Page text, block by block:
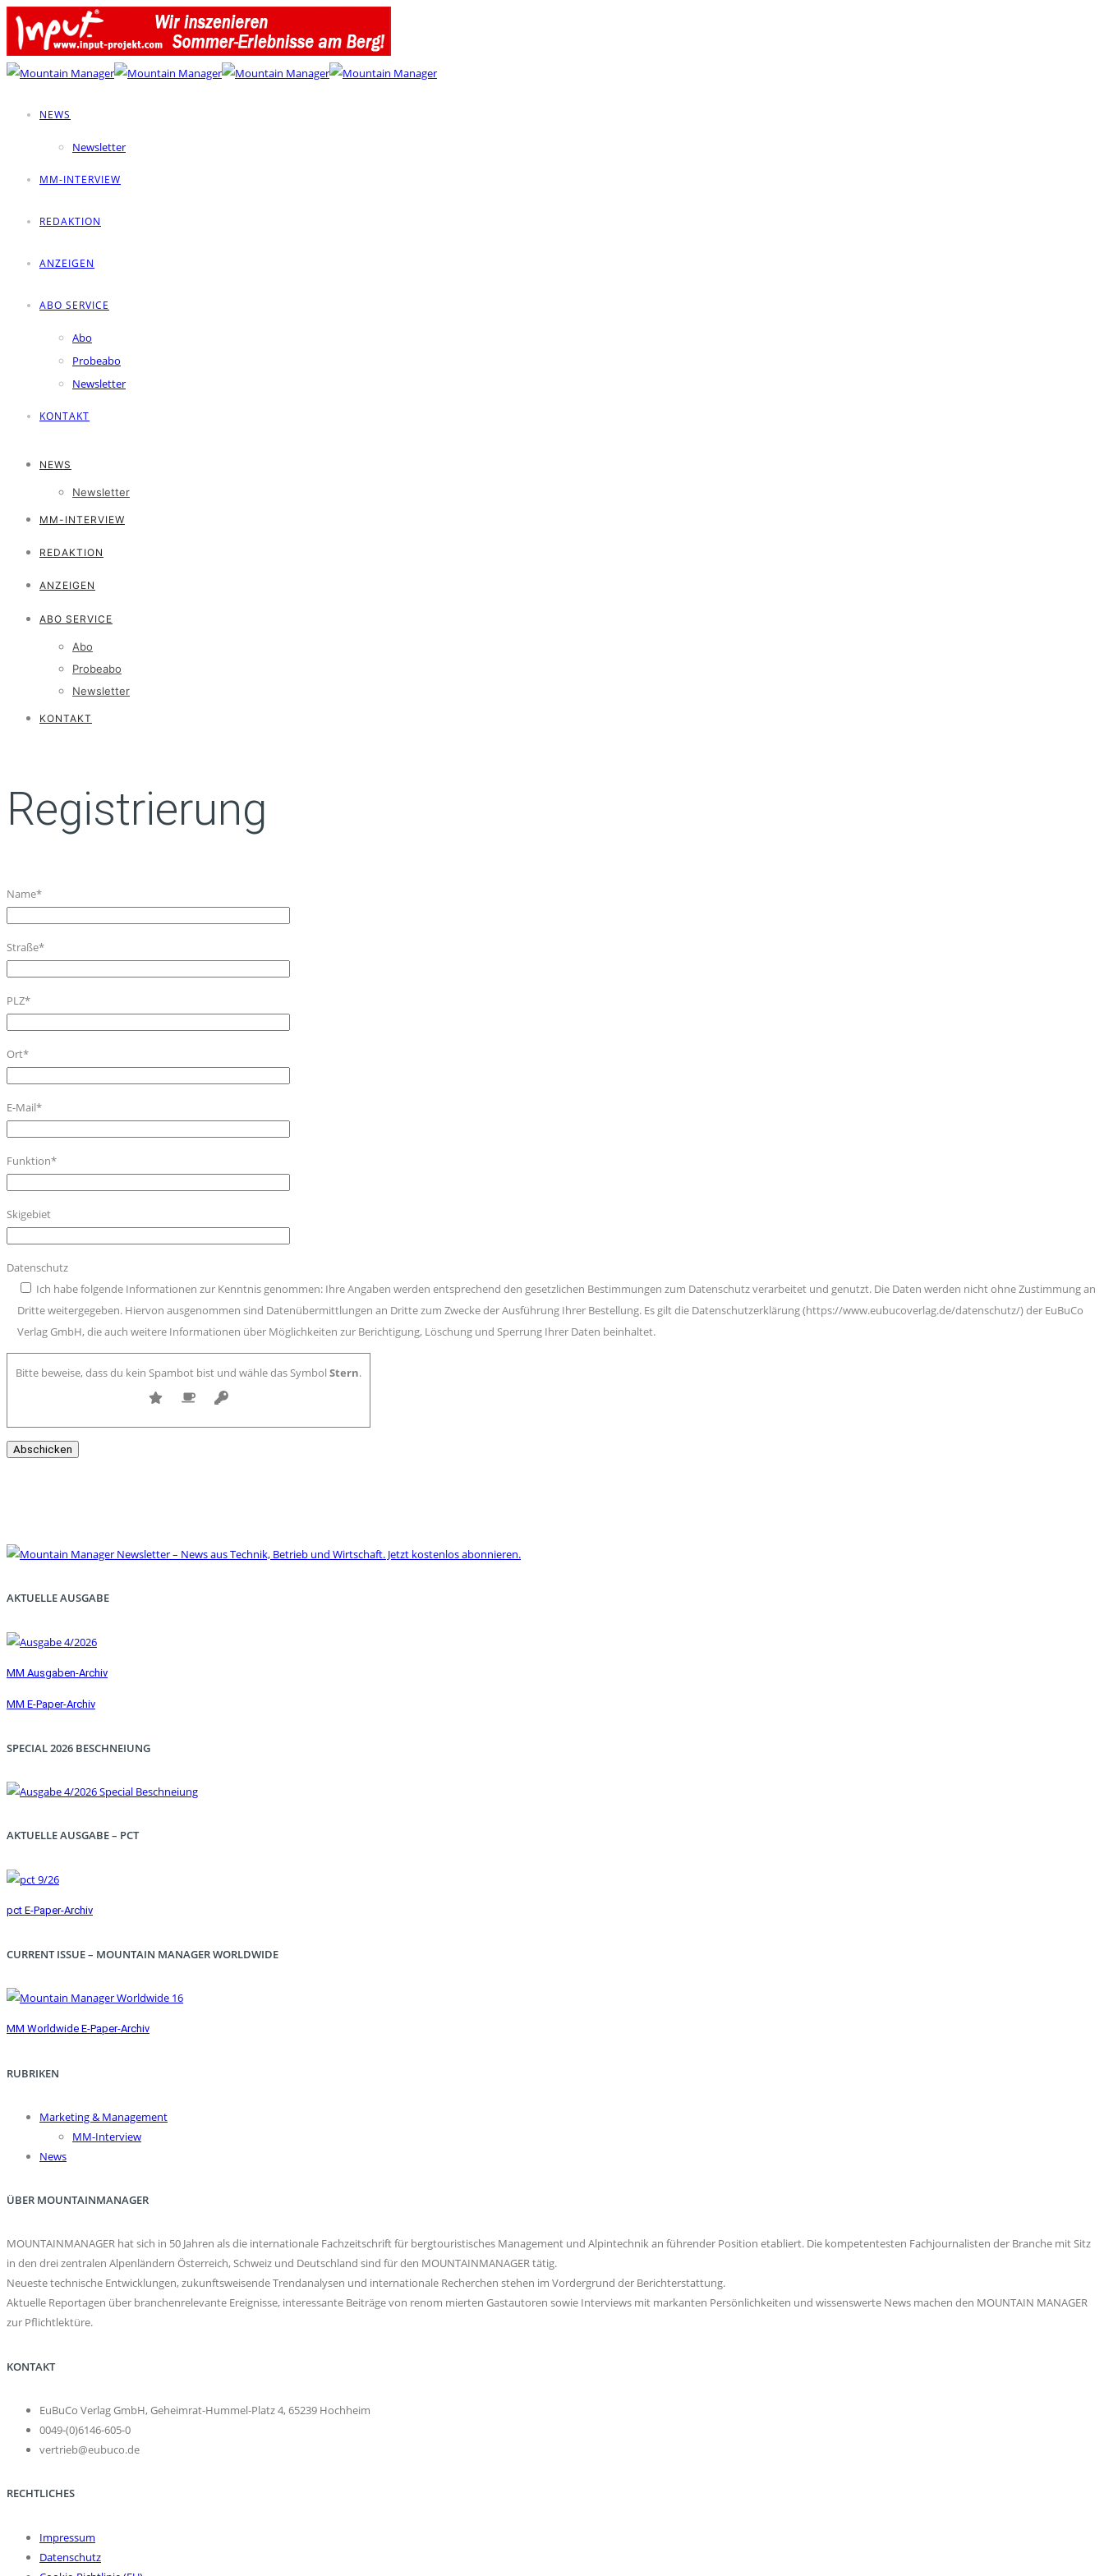
NEWS
Newsletter
MM-INTERVIEW
REDAKTION
ANZEIGEN
ABO SERVICE
Abo
Probeabo
Newsletter
KONTAKT
NEWS
Newsletter
MM-INTERVIEW
REDAKTION
ANZEIGEN
ABO SERVICE
Abo
Probeabo
Newsletter
KONTAKT
Registrierung
Name*
Straße*
PLZ*
Ort*
E-Mail*
Funktion*
Skigebiet
Datenschutz
Ich habe folgende Informationen zur Kenntnis genommen: Ihre Angaben werden entsprechend den gesetzlichen Bestimmungen zum Datenschutz verarbeitet und genutzt. Die Daten werden nicht ohne Zustimmung an
Dritte weitergegeben. Hiervon ausgenommen sind Datenübermittlungen an Dritte zum Zwecke der Ausführung Ihrer Bestellung. Es gilt die Datenschutzerklärung (https://www.eubucoverlag.de/datenschutz/) der EuBuCo
Verlag GmbH, die auch weitere Informationen über Möglichkeiten zur Berichtigung, Löschung und Sperrung Ihrer Daten beinhaltet.
Bitte beweise, dass du kein Spambot bist und wähle das Symbol Stern.
AKTUELLE AUSGABE
MM Ausgaben-Archiv
MM E-Paper-Archiv
SPECIAL 2026 BESCHNEIUNG
AKTUELLE AUSGABE – PCT
pct E-Paper-Archiv
CURRENT ISSUE – MOUNTAIN MANAGER WORLDWIDE
MM Worldwide E-Paper-Archiv
RUBRIKEN
Marketing & Management
MM-Interview
News
ÜBER MOUNTAINMANAGER
MOUNTAINMANAGER hat sich in 50 Jahren als die internationale Fachzeitschrift für bergtouristisches Management und Alpintechnik an führender Position etabliert. Die kompetentesten Fachjournalisten der Branche mit Sitz
in den drei zentralen Alpenländern Österreich, Schweiz und Deutschland sind für den MOUNTAINMANAGER tätig.
Neueste technische Entwicklungen, zukunftsweisende Trendanalysen und internationale Recherchen stehen im Vordergrund der Berichterstattung.
Aktuelle Reportagen über branchenrelevante Ereignisse, interessante Beiträge von renom mierten Gastautoren sowie Interviews mit markanten Persönlichkeiten und wissenswerte News machen den MOUNTAIN MANAGER
zur Pflichtlektüre.
KONTAKT
EuBuCo Verlag GmbH, Geheimrat-Hummel-Platz 4, 65239 Hochheim
0049-(0)6146-605-0
vertrieb@eubuco.de
RECHTLICHES
Impressum
Datenschutz